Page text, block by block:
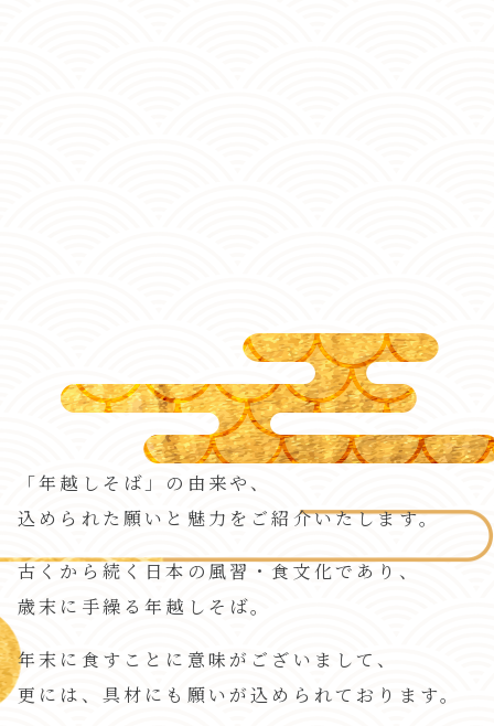
「年越しそば」の由来や、
込められた願いと魅力をご紹介いたします。
古くから続く日本の風習・食文化であり、
歳末に手繰る年越しそば。
年末に食すことに意味がございまして、
更には、具材にも願いが込められております。